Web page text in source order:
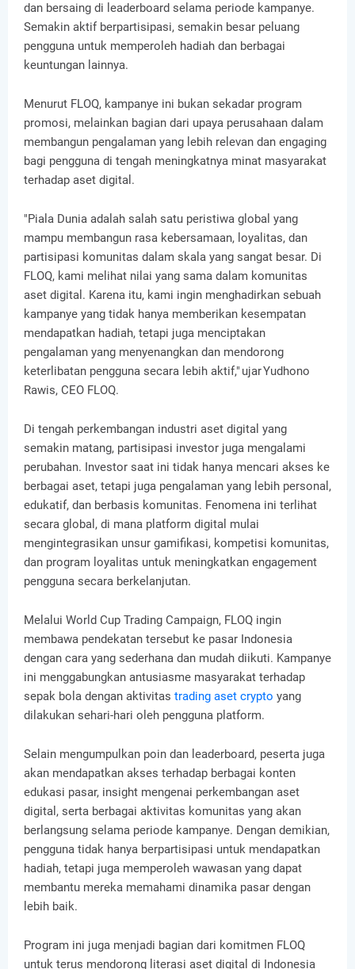
dan bersaing di leaderboard selama periode kampanye.
Semakin aktif berpartisipasi, semakin besar peluang
pengguna untuk memperoleh hadiah dan berbagai
keuntungan lainnya.
Menurut FLOQ, kampanye ini bukan sekadar program
promosi, melainkan bagian dari upaya perusahaan dalam
membangun pengalaman yang lebih relevan dan engaging
bagi pengguna di tengah meningkatnya minat masyarakat
terhadap aset digital.
"Piala Dunia adalah salah satu peristiwa global yang
mampu membangun rasa kebersamaan, loyalitas, dan
partisipasi komunitas dalam skala yang sangat besar. Di
FLOQ, kami melihat nilai yang sama dalam komunitas
aset digital. Karena itu, kami ingin menghadirkan sebuah
kampanye yang tidak hanya memberikan kesempatan
mendapatkan hadiah, tetapi juga menciptakan
pengalaman yang menyenangkan dan mendorong
keterlibatan pengguna secara lebih aktif," ujar Yudhono
Rawis, CEO FLOQ.
Di tengah perkembangan industri aset digital yang
semakin matang, partisipasi investor juga mengalami
perubahan. Investor saat ini tidak hanya mencari akses ke
berbagai aset, tetapi juga pengalaman yang lebih personal,
edukatif, dan berbasis komunitas. Fenomena ini terlihat
secara global, di mana platform digital mulai
mengintegrasikan unsur gamifikasi, kompetisi komunitas,
dan program loyalitas untuk meningkatkan engagement
pengguna secara berkelanjutan.
Melalui World Cup Trading Campaign, FLOQ ingin
membawa pendekatan tersebut ke pasar Indonesia
dengan cara yang sederhana dan mudah diikuti. Kampanye
ini menggabungkan antusiasme masyarakat terhadap
sepak bola dengan aktivitas trading aset crypto yang
dilakukan sehari-hari oleh pengguna platform.
Selain mengumpulkan poin dan leaderboard, peserta juga
akan mendapatkan akses terhadap berbagai konten
edukasi pasar, insight mengenai perkembangan aset
digital, serta berbagai aktivitas komunitas yang akan
berlangsung selama periode kampanye. Dengan demikian,
pengguna tidak hanya berpartisipasi untuk mendapatkan
hadiah, tetapi juga memperoleh wawasan yang dapat
membantu mereka memahami dinamika pasar dengan
lebih baik.
Program ini juga menjadi bagian dari komitmen FLOQ
untuk terus mendorong literasi aset digital di Indonesia